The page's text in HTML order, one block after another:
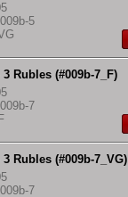
5
Rubles (#009b-7_F)
7
Rubles (#009b-7_VG)
7